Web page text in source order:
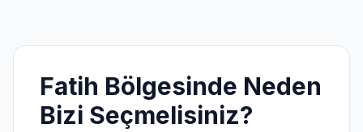
Fatih Bölgesinde Neden
Bizi Seçmelisiniz?